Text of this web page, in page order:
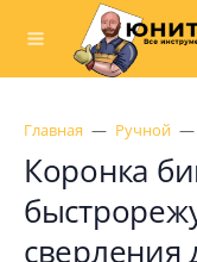
Главная Ручной
Коронка